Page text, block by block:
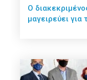
Ο
μαγειρεύει